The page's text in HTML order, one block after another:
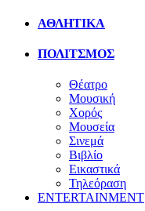
ΑΘΛΗΤΙΚΑ
ΠΟΛΙΤΣΜΟΣ
Θέατρο
Μουσική
Χορός
Μουσεία
Σινεμά
Βιβλίο
Εικαστικά
Τηλεόραση
ENTERTAINMENT